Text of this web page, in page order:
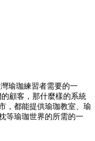
瑜珈練習者需要的一
顧客，那什麼樣的系統
，都能提供瑜珈教室、瑜
等瑜珈世界的所需的一